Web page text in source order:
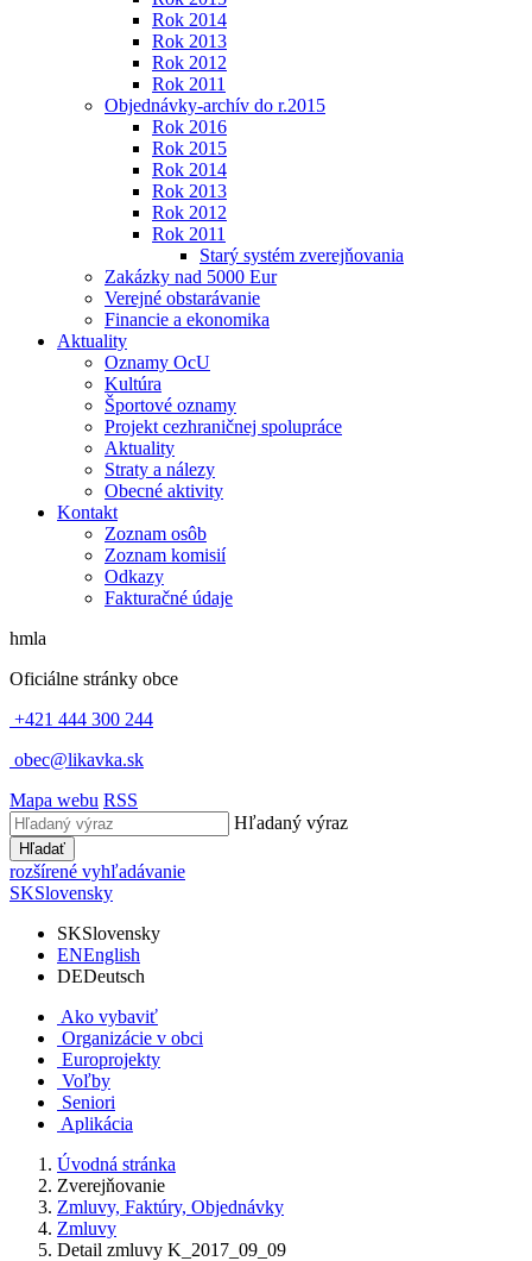
Rok 2014
Rok 2013
Rok 2012
Rok 2011
Objednávky-archív do r.2015
Rok 2016
Rok 2015
Rok 2014
Rok 2013
Rok 2012
Rok 2011
Starý systém zverejňovania
Zakázky nad 5000 Eur
Verejné obstarávanie
Financie a ekonomika
Aktuality
Oznamy OcU
Kultúra
Športové oznamy
Projekt cezhraničnej spolupráce
Aktuality
Straty a nálezy
Obecné aktivity
Kontakt
Zoznam osôb
Zoznam komisií
Odkazy
Fakturačné údaje
hmla
Oficiálne stránky obce
+421 444 300 244
obec@likavka.sk
Mapa webu RSS
Hľadaný výraz
Hľadať
rozšírené vyhľadávanie
SKSlovensky
SKSlovensky
ENEnglish
DEDeutsch
Ako vybaviť
Organizácie v obci
Europrojekty
Voľby
Seniori
Aplikácia
Úvodná stránka
Zverejňovanie
Zmluvy, Faktúry, Objednávky
Zmluvy
Detail zmluvy K_2017_09_09